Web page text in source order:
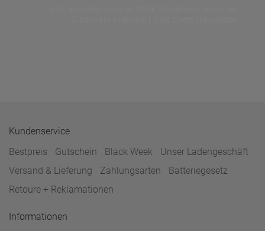
Kundenservice
Bestpreis
Gutschein Black Week
Unser Ladengeschäft
Versand & Lieferung
Zahlungsarten
Batteriegesetz
Retoure + Reklamationen
Informationen